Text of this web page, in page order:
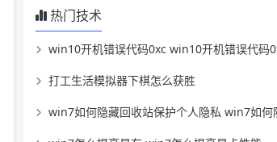
热门技术
win10开机错误代码0xc win10开机错误代码
打工生活模拟器下棋怎么获胜
win7如何隐藏回收站保护个人隐私 win7如何隐藏回收站保护个人隐私